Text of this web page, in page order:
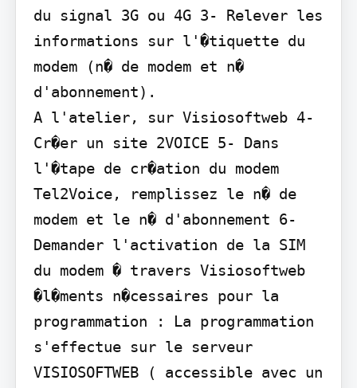
du signal 3G ou 4G 3- Relever les
informations sur l'�tiquette du
modem (n� de modem et n�
d'abonnement).
A l'atelier, sur Visiosoftweb 4-
Cr�er un site 2VOICE 5- Dans
l'�tape de cr�ation du modem
Tel2Voice, remplissez le n� de
modem et le n� d'abonnement 6-
Demander l'activation de la SIM
du modem � travers Visiosoftweb
�l�ments n�cessaires pour la
programmation : La programmation
s'effectue sur le serveur
VISIOSOFTWEB ( accessible avec un